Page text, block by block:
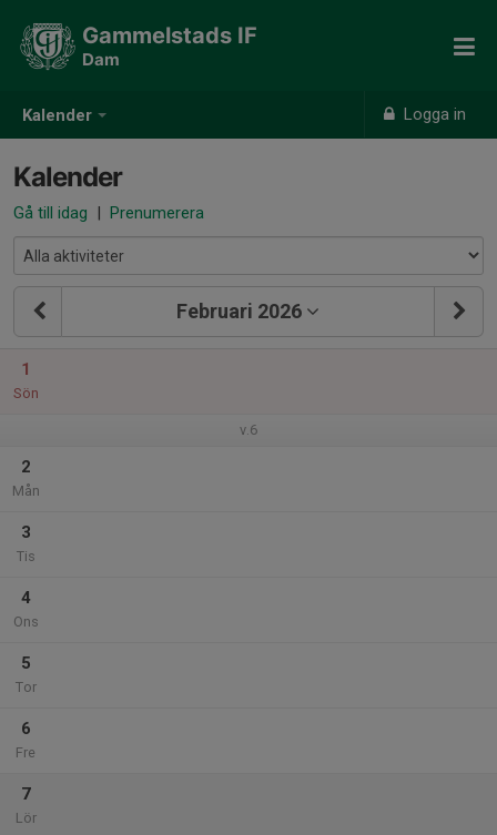
Kalender Logga in
Gammelstads IF
Dam
Kalender
Gå till idag | Prenumerera
Februari 2026
1
Sön
v.6
2
Mån
3
Tis
4
Ons
5
Tor
6
Fre
7
Lör